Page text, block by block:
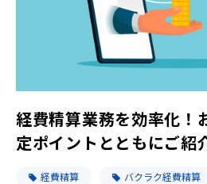
経費精算業務を効率化！
定ポイントとともにご紹
経費精算 バクラク経費精算